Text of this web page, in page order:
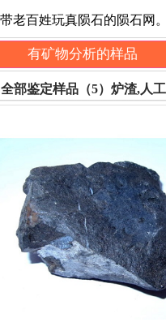
老百姓玩真陨石的陨石网。
有矿物分析的样品
全部鉴定样品（5）炉渣,人